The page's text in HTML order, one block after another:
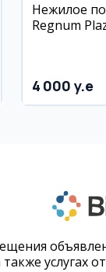
Нежилое
Regnum
4 000 y.e
также услугах